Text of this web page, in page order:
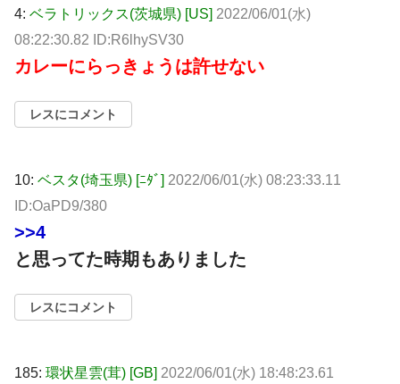
4: ベラトリックス(茨城県) [US] 2022/06/01(水)
08:22:30.82 ID:R6lhySV30
カレーにらっきょうは許せない
レスにコメント
10: ベスタ(埼玉県) [ﾆﾀﾞ] 2022/06/01(水) 08:23:33.11
ID:OaPD9/380
>>4
と思ってた時期もありました
レスにコメント
185: 環状星雲(茸) [GB] 2022/06/01(水) 18:48:23.61